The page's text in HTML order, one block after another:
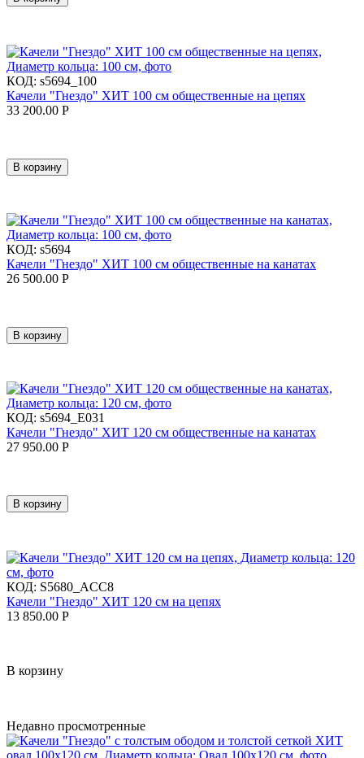
КОД: s5694_100
Качели "Гнездо" ХИТ 100 см общественные на цепях
33 200.00 Р
В корзину
КОД: s5694
Качели "Гнездо" ХИТ 100 см общественные на канатах
26 500.00 Р
В корзину
КОД: s5694_E031
Качели "Гнездо" ХИТ 120 см общественные на канатах
27 950.00 Р
В корзину
КОД: S5680_ACC8
Качели "Гнездо" ХИТ 120 см на цепях
13 850.00 Р
В корзину
Недавно просмотренные